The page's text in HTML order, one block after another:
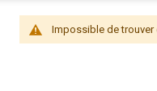
Impossible de